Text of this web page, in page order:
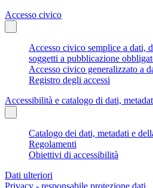
Accesso civico
Accesso civico semplice a dati,
soggetti a pubblicazione
Accesso civico generalizzato a
Registro degli accessi
Accessibilità e catalogo di dati,
Catalogo dei dati, metadati e
Regolamenti
Obiettivi di accessibilità
Dati ulteriori
Privacy - responsabile protezione dati